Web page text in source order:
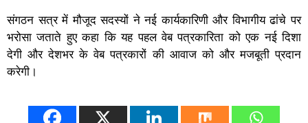
संगठन सत्र में मौजूद सदस्यों ने नई कार्यकारिणी और विभागीय ढांचे पर
भरोसा जताते हुए कहा कि यह पहल वेब पत्रकारिता को एक नई दिशा
देगी और देशभर के वेब पत्रकारों की आवाज को और मजबूती प्रदान
करेगी।